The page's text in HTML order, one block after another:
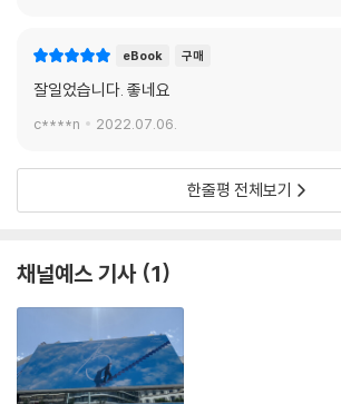
eBook 구매
잘일었습니다. 좋네요
c****n 2022.07.06.
한줄평 전체보기
채널예스 기사 1